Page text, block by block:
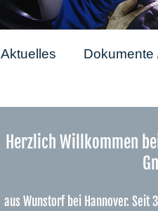
Aktuelles Dokumente
Herzlich Willkommen
aus Wunstorf bei Hannover. Seit